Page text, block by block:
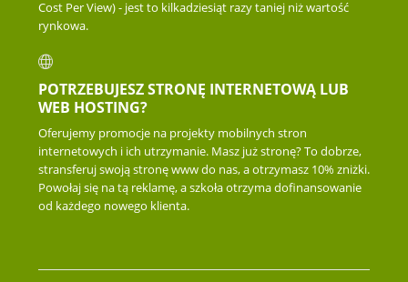
Cost Per View) - jest to kilkadziesiąt razy taniej niż wartość
rynkowa.
POTRZEBUJESZ STRONĘ INTERNETOWĄ LUB
WEB HOSTING?
Oferujemy promocje na projekty mobilnych stron
internetowych i ich utrzymanie. Masz już stronę? To dobrze,
stransferuj swoją stronę www do nas, a otrzymasz 10% zniżki.
Powołaj się na tą reklamę, a szkoła otrzyma dofinansowanie
od każdego nowego klienta.